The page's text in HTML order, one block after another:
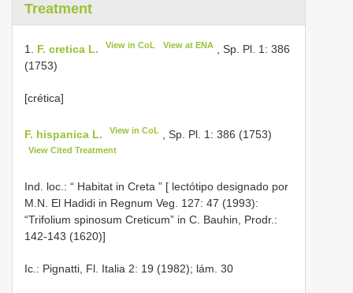
Treatment
1. F. cretica L. View in CoL View at ENA, Sp. Pl. 1: 386
(1753)
[crética]
F. hispanica L. View in CoL , Sp. Pl. 1: 386 (1753)
View Cited Treatment
Ind. loc.: “ Habitat in Creta ” [ lectótipo designado por
M.N. El Hadidi in Regnum Veg. 127: 47 (1993):
“Trifolium spinosum Creticum” in C. Bauhin, Prodr.:
142-143 (1620)]
Ic.: Pignatti, Fl. Italia 2: 19 (1982); lám. 30